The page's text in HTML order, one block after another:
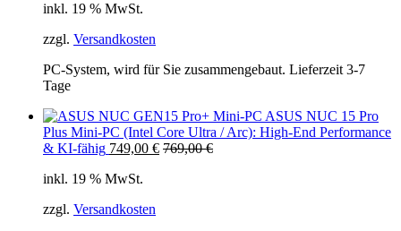
inkl. 19 % MwSt.
zzgl. Versandkosten
PC-System, wird für Sie zusammengebaut. Lieferzeit 3-7
Tage
ASUS NUC 15 Pro
Plus Mini-PC (Intel Core Ultra / Arc): High-End Performance
& KI-fähig 749,00 € 769,00€
inkl. 19 % MwSt.
zzgl. Versandkosten